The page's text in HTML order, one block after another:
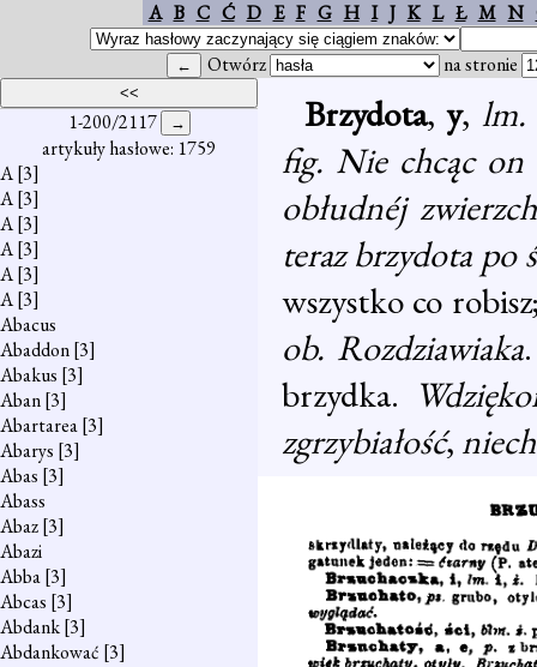
A B C Ć D E F G H I J K L Ł M N
Otwórz na stronie
1-200/2117
artykuły hasłowe: 1759
A[3]
A[3]
A[3]
A[3]
A[3]
A[3]
Abacus
Abaddon[3]
Abakus [3]
Aban[3]
Abartarea[3]
Abarys [3]
Abas [3]
Abass
Abaz[3]
Abazi
Abba[3]
Abcas [3]
Abdank[3]
Abdankować [3]
Brzydota,y, lm.
fig. Nie chcąc on
obłudnéj
teraz brzydota po
wszystko co
ob. Rozdziawiaka
brzydka.
zgrzybiałość,